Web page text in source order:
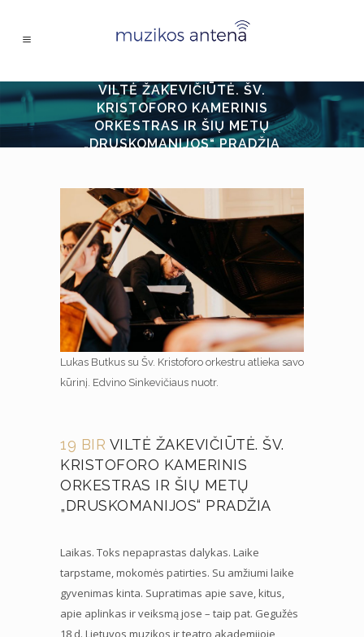
VILTĖ ŽAKEVIČIŪTĖ. ŠV.
KRISTOFORO KAMERINIS
ORKESTRAS IR ŠIŲ METŲ
„DRUSKOMANIJOS“ PRADŽIA
Lukas Butkus su Šv. Kristoforo orkestru atlieka savo
kūrinį. Edvino Sinkevičiaus nuotr.
19 BIR VILTĖ ŽAKEVIČIŪTĖ. ŠV.
KRISTOFORO KAMERINIS
ORKESTRAS IR ŠIŲ METŲ
„DRUSKOMANIJOS“ PRADŽIA
Laikas. Toks nepaprastas dalykas. Laike
tarpstame, mokomės patirties. Su amžiumi laike
gyvenimas kinta. Supratimas apie save, kitus,
apie aplinkas ir veiksmą jose – taip pat. Gegužės
18 d. Lietuvos muzikos ir teatro akademijoje